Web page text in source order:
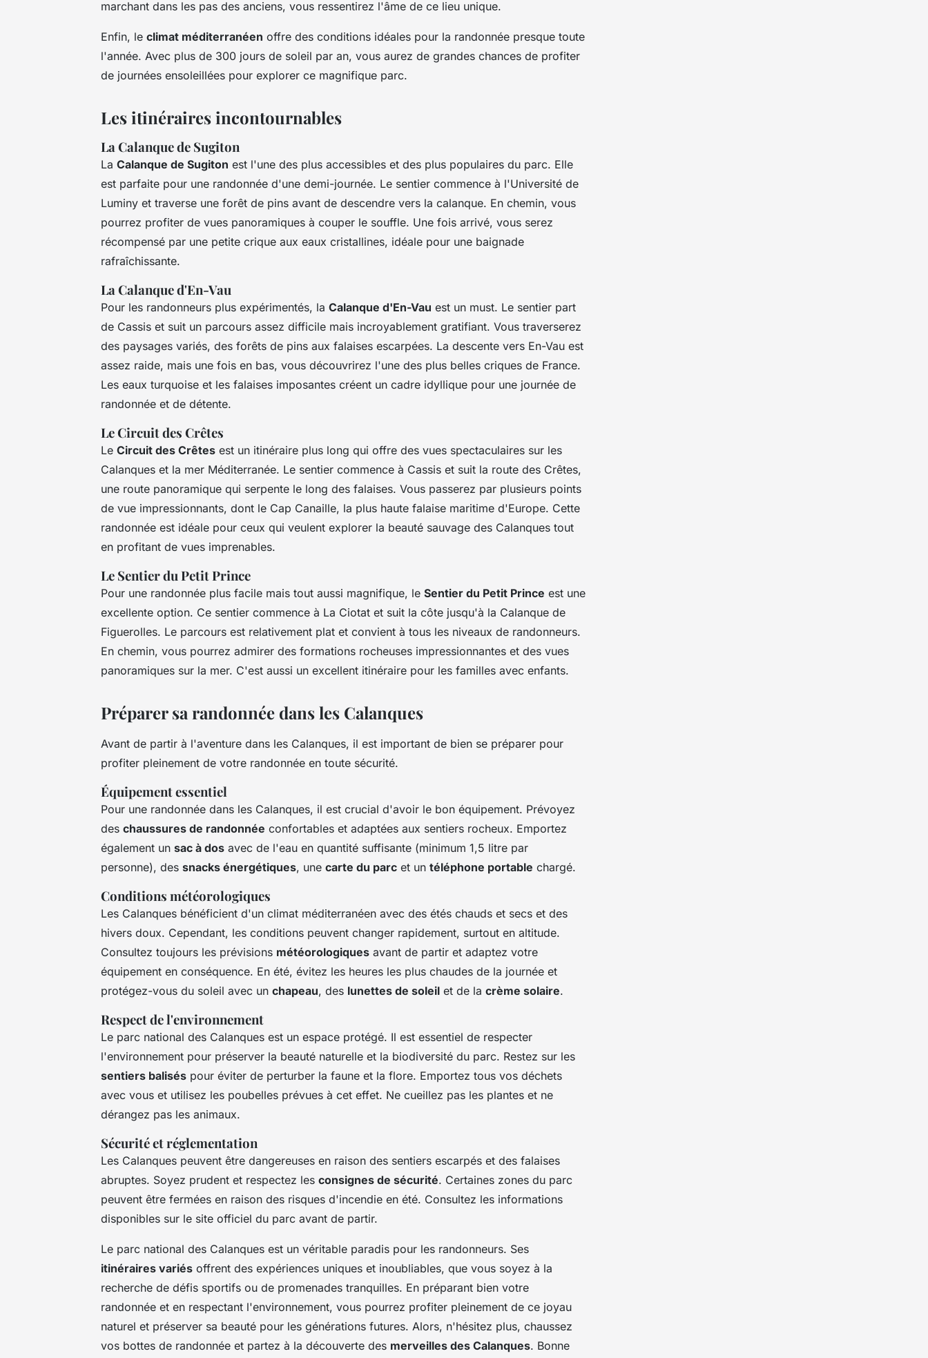
marchant dans les pas des anciens, vous ressentirez l'âme de ce lieu unique.
Enfin, le climat méditerranéen offre des conditions idéales pour la randonnée presque toute
l'année. Avec plus de 300 jours de soleil par an, vous aurez de grandes chances de profiter
de journées ensoleillées pour explorer ce magnifique parc.
Les itinéraires incontournables
La Calanque de Sugiton
La Calanque de Sugiton est l'une des plus accessibles et des plus populaires du parc. Elle
est parfaite pour une randonnée d'une demi-journée. Le sentier commence à l'Université de
Luminy et traverse une forêt de pins avant de descendre vers la calanque. En chemin, vous
pourrez profiter de vues panoramiques à couper le souffle. Une fois arrivé, vous serez
récompensé par une petite crique aux eaux cristallines, idéale pour une baignade
rafraîchissante.
La Calanque d'En-Vau
Pour les randonneurs plus expérimentés, la Calanque d'En-Vau est un must. Le sentier part
de Cassis et suit un parcours assez difficile mais incroyablement gratifiant. Vous traverserez
des paysages variés, des forêts de pins aux falaises escarpées. La descente vers En-Vau est
assez raide, mais une fois en bas, vous découvrirez l'une des plus belles criques de France.
Les eaux turquoise et les falaises imposantes créent un cadre idyllique pour une journée de
randonnée et de détente.
Le Circuit des Crêtes
Le Circuit des Crêtes est un itinéraire plus long qui offre des vues spectaculaires sur les
Calanques et la mer Méditerranée. Le sentier commence à Cassis et suit la route des Crêtes,
une route panoramique qui serpente le long des falaises. Vous passerez par plusieurs points
de vue impressionnants, dont le Cap Canaille, la plus haute falaise maritime d'Europe. Cette
randonnée est idéale pour ceux qui veulent explorer la beauté sauvage des Calanques tout
en profitant de vues imprenables.
Le Sentier du Petit Prince
Pour une randonnée plus facile mais tout aussi magnifique, le Sentier du Petit Prince est une
excellente option. Ce sentier commence à La Ciotat et suit la côte jusqu'à la Calanque de
Figuerolles. Le parcours est relativement plat et convient à tous les niveaux de randonneurs.
En chemin, vous pourrez admirer des formations rocheuses impressionnantes et des vues
panoramiques sur la mer. C'est aussi un excellent itinéraire pour les familles avec enfants.
Préparer sa randonnée dans les Calanques
Avant de partir à l'aventure dans les Calanques, il est important de bien se préparer pour
profiter pleinement de votre randonnée en toute sécurité.
Équipement essentiel
Pour une randonnée dans les Calanques, il est crucial d'avoir le bon équipement. Prévoyez
des chaussures de randonnée confortables et adaptées aux sentiers rocheux. Emportez
également un sac à dos avec de l'eau en quantité suffisante (minimum 1,5 litre par
personne), des snacks énergétiques, une carte du parc et un téléphone portable chargé.
Conditions météorologiques
Les Calanques bénéficient d'un climat méditerranéen avec des étés chauds et secs et des
hivers doux. Cependant, les conditions peuvent changer rapidement, surtout en altitude.
Consultez toujours les prévisions météorologiques avant de partir et adaptez votre
équipement en conséquence. En été, évitez les heures les plus chaudes de la journée et
protégez-vous du soleil avec un chapeau, des lunettes de soleil et de la crème solaire.
Respect de l'environnement
Le parc national des Calanques est un espace protégé. Il est essentiel de respecter
l'environnement pour préserver la beauté naturelle et la biodiversité du parc. Restez sur les
sentiers balisés pour éviter de perturber la faune et la flore. Emportez tous vos déchets
avec vous et utilisez les poubelles prévues à cet effet. Ne cueillez pas les plantes et ne
dérangez pas les animaux.
Sécurité et réglementation
Les Calanques peuvent être dangereuses en raison des sentiers escarpés et des falaises
abruptes. Soyez prudent et respectez les consignes de sécurité. Certaines zones du parc
peuvent être fermées en raison des risques d'incendie en été. Consultez les informations
disponibles sur le site officiel du parc avant de partir.
Le parc national des Calanques est un véritable paradis pour les randonneurs. Ses
itinéraires variés offrent des expériences uniques et inoubliables, que vous soyez à la
recherche de défis sportifs ou de promenades tranquilles. En préparant bien votre
randonnée et en respectant l'environnement, vous pourrez profiter pleinement de ce joyau
naturel et préserver sa beauté pour les générations futures. Alors, n'hésitez plus, chaussez
vos bottes de randonnée et partez à la découverte des merveilles des Calanques. Bonne